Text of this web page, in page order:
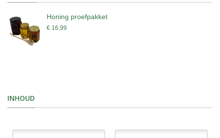
Honing proefpakket
€ 16,99
INHOUD